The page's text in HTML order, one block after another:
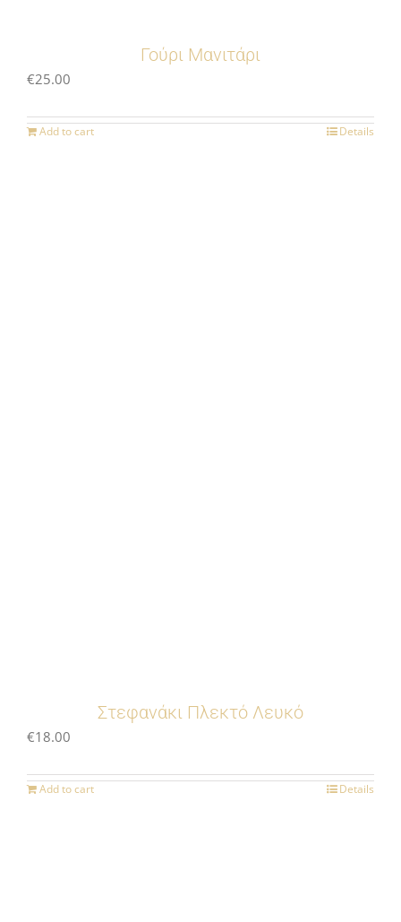
Γούρι Μανιτάρι
€25.00
Add to cart Details
Στεφανάκι Πλεκτό Λευκό
€18.00
Add to cart Details